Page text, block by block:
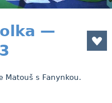
—
Matouš s Fanynkou.